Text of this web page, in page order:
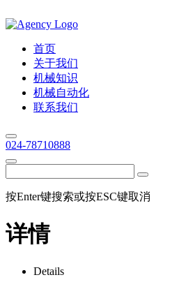
首页
关于我们
机械知识
机械自动化
联系我们
024-78710888
按Enter键搜索或按ESC键取消
详情
Details